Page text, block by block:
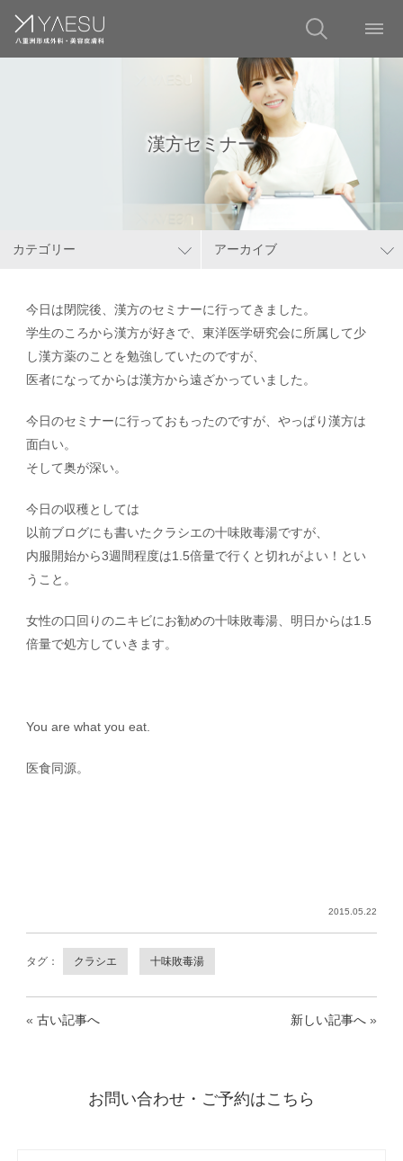
漢方セミナー
カテゴリー アーカイブ
今日は閉院後、漢方のセミナーに行ってきました。
学生のころから漢方が好きで、東洋医学研究会に所属して少
し漢方薬のことを勉強していたのですが、
医者になってからは漢方から遠ざかっていました。
今日のセミナーに行っておもったのですが、やっぱり漢方は
面白い。
そして奥が深い。
今日の収穫としては
以前ブログにも書いたクラシエの十味敗毒湯ですが、
内服開始から3週間程度は1.5倍量で行くと切れがよい！とい
うこと。
女性の口回りのニキビにお勧めの十味敗毒湯、明日からは1.5
倍量で処方していきます。
You are what you eat.
医食同源。
2015.05.22
タグ： クラシエ 十味敗毒湯
« 古い記事へ 新しい記事へ »
お問い合わせ・ご予約はこちら